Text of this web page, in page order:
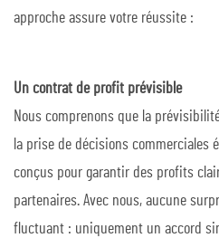
approche assure votre réussite :
Un contrat de profit prévisible
Nous comprenons que la
la prise de décisions commerciales
conçus pour garantir des profits
partenaires. Avec nous, aucune
fluctuant : uniquement un accord